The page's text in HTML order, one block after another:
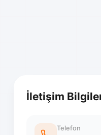
İletişim
Telefon